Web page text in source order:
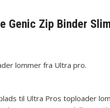
Genic Zip Binder
lommer fra Ultra pro.
til Ultra Pros toploader